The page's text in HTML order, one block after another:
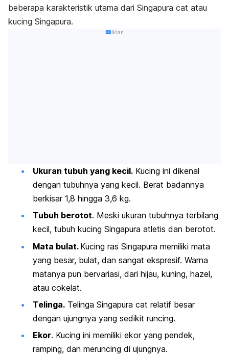
beberapa karakteristik utama dari Singapura cat atau
kucing Singapura.
Iklan
Ukuran tubuh yang kecil. Kucing ini dikenal
dengan tubuhnya yang kecil. Berat badannya
berkisar 1,8 hingga 3,6 kg.
Tubuh berotot. Meski ukuran tubuhnya terbilang
kecil, tubuh kucing Singapura atletis dan berotot.
Mata bulat. Kucing ras Singapura memiliki mata
yang besar, bulat, dan sangat ekspresif. Warna
matanya pun bervariasi, dari hijau, kuning, hazel,
atau cokelat.
Telinga. Telinga Singapura cat relatif besar
dengan ujungnya yang sedikit runcing.
Ekor. Kucing ini memiliki ekor yang pendek,
ramping, dan meruncing di ujungnya.